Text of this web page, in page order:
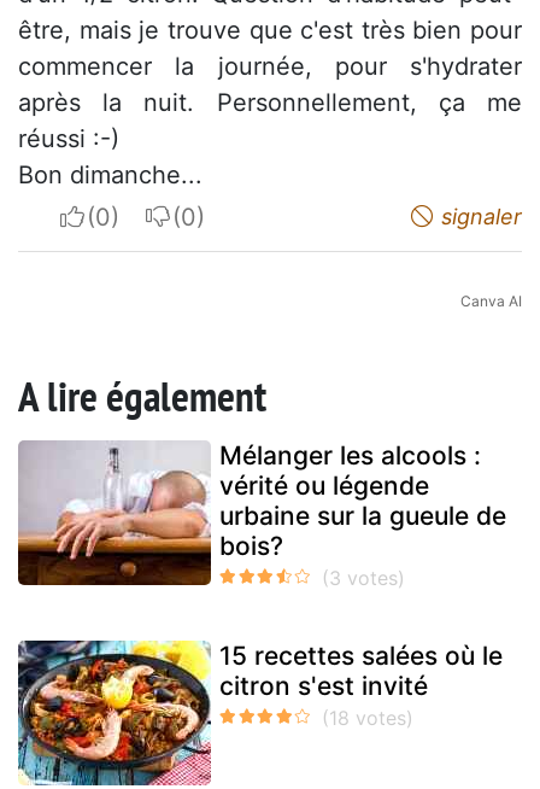
être, mais je trouve que c'est très bien pour
commencer la journée, pour s'hydrater
après la nuit. Personnellement, ça me
réussi :-)
Bon dimanche...
I apreciateI do not appreciate signaler
Canva AI
A lire également
Mélanger les alcools :
vérité ou légende
urbaine sur la gueule de
bois?
15 recettes salées où le
citron s'est invité